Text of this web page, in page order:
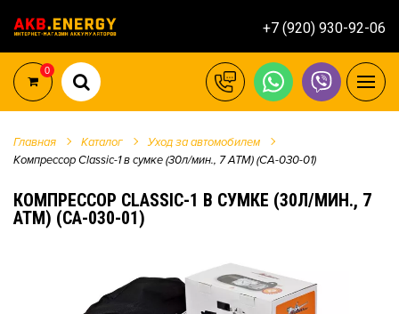
+7 (920) 930-92-06
0
Главная Каталог
Уход за автомобилем
Компрессор Classic-1 в сумке (30л/мин., 7 АТМ) (CA-030-01)
КОМПРЕССОР CLASSIC-1 В СУМКЕ (30Л/МИН., 7
АТМ) (CA-030-01)